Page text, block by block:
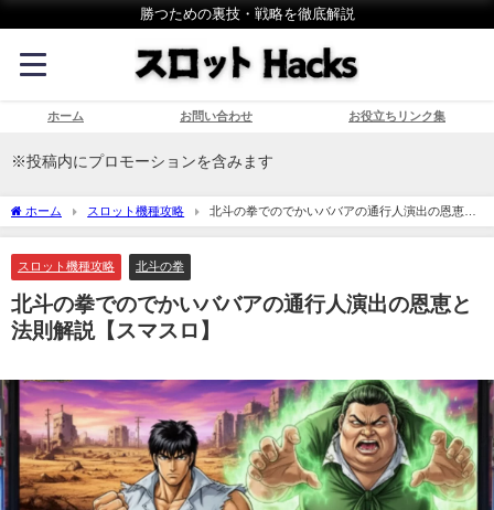
勝つための裏技・戦略を徹底解説
ホーム お問い合わせ お役立ちリンク集
※投稿内にプロモーションを含みます
ホーム スロット機種攻略
北斗の拳でのでかいババアの通行人演出の恩恵と
法則解説【スマスロ】
スロット機種攻略 北斗の拳
北斗の拳でのでかいババアの通行人演出の恩恵と
法則解説【スマスロ】